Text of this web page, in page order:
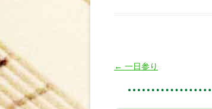
投
← 一日参り